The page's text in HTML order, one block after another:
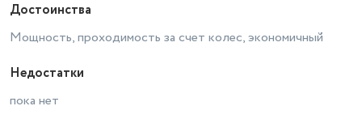
Достоинства
Мощность, проходимость за счет колес, экономичный
Недостатки
пока нет